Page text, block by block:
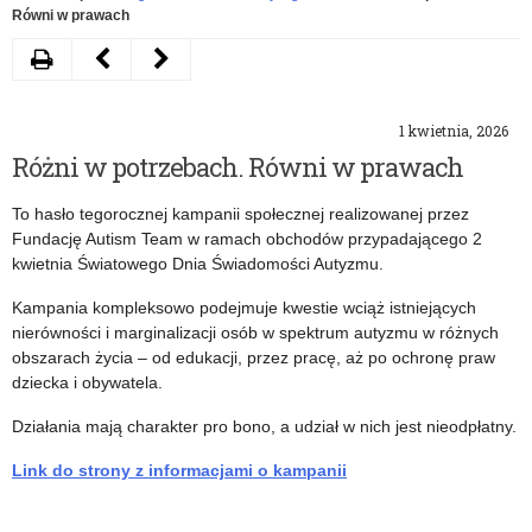
Równi w prawach
1 kwietnia, 2026
Różni w potrzebach. Równi w prawach
To hasło tegorocznej kampanii społecznej realizowanej przez
Fundację Autism Team w ramach obchodów przypadającego 2
kwietnia Światowego Dnia Świadomości Autyzmu.
Kampania kompleksowo podejmuje kwestie wciąż istniejących
nierówności i marginalizacji osób w spektrum autyzmu w różnych
obszarach życia – od edukacji, przez pracę, aż po ochronę praw
dziecka i obywatela.
Działania mają charakter pro bono, a udział w nich jest nieodpłatny.
Link do strony z informacjami o kampanii
DrukujNastępny
Erasmus
zmienia
polskie
szkoły
i
przedszkola
–
zaproszenie
Poprzedni
arkuszy
organizacji
na
rok
szkolny
2026/2027